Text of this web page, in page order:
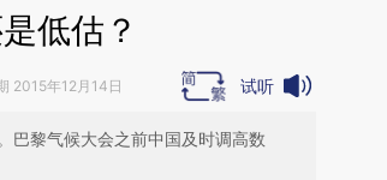
低估？
2015年12月14日 试听
巴黎气候大会之前中国及时调高数